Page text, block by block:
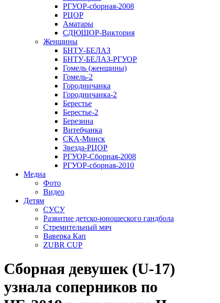
РГУОР-сборная-2008
РЦОР
Аматары
СДЮШОР-Виктория
Женщины
БНТУ-БЕЛАЗ
БНТУ-БЕЛАЗ-РГУОР
Гомель (женщины)
Гомель-2
Городничанка
Городничанка-2
Берестье
Берестье-2
Березина
Витебчанка
СКА-Минск
Звезда-РЦОР
РГУОР-Сборная-2008
РГУОР-сборная-2010
Медиа
Фото
Видео
Детям
СУСУ
Развитие детско-юношеского гандбола
Стремительный мяч
Ваверка Кап
ZUBR CUP
Сборная девушек (U-17)
узнала соперников по